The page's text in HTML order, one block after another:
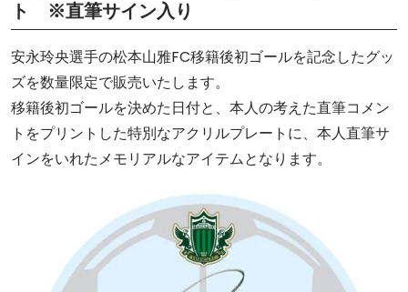
ト ※直筆サイン入り
安永玲央選手の松本山雅FC移籍後初ゴールを記念したグッ
ズを数量限定で販売いたします。
移籍後初ゴールを決めた日付と、本人の考えた直筆コメン
トをプリントした特別なアクリルプレートに、本人直筆サ
インをいれたメモリアルなアイテムとなります。